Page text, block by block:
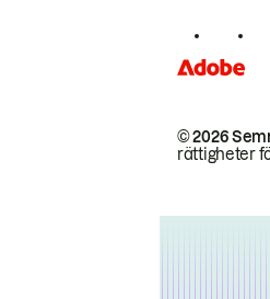
© 2026
rättigheter